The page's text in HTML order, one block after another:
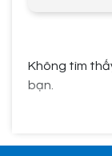
Không tìm
bạn.